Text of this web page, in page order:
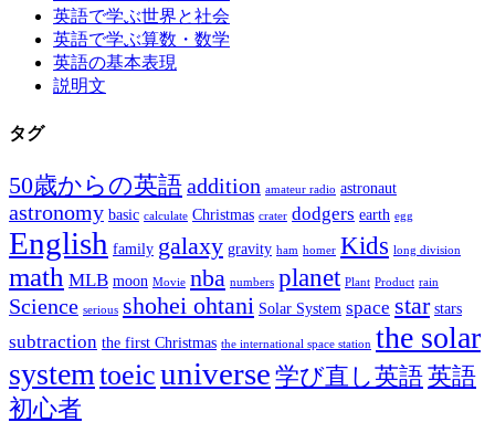
英語で学ぶ世界と社会
英語で学ぶ算数・数学
英語の基本表現
説明文
タグ
50歳からの英語addition amateur radio astronaut
astronomy basic calculate Christmas crater dodgers earth egg
English family galaxy gravity ham homer Kids long division
math MLB moon Movie nba numbers planet Plant Product rain
Science serious shohei ohtani Solar System space star stars
subtraction the first Christmas the international space station the solar
systemtoeicuniverse 学び直し英語英語
初心者